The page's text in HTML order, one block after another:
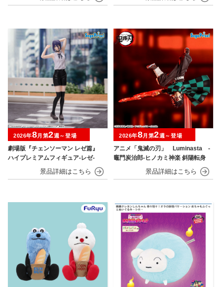
劇場版『チェンソーマン レゼ篇』
ハイプレミアムフィギュア‐レゼ‐
2026年8月第2週～登場
アニメ「鬼滅の刃」 Luminasta ‐
竈門炭治郎‐ヒノカミ神楽 斜陽転身
2026年8月第2週～登場